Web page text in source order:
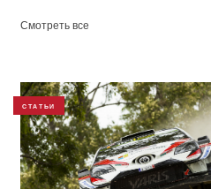
Смотреть все
СТАТЬИ